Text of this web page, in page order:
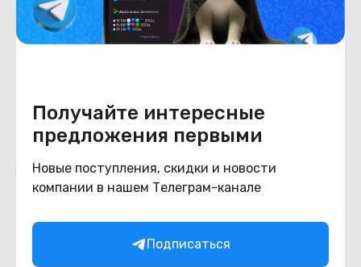
Получайте интересные
предложения первыми
Новые поступления, скидки и новости
компании в нашем Телеграм-канале
Подписаться
Состояние
Внешний вид
состояние ,запрос фото
Похожие товары